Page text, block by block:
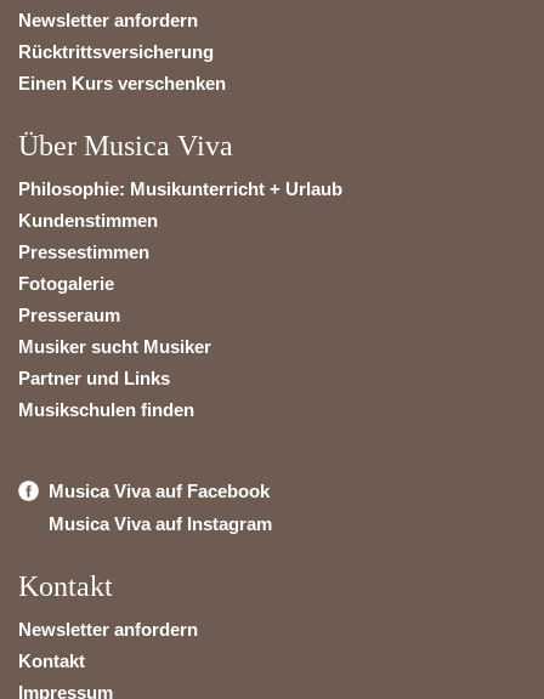
Newsletter anfordern
Rücktrittsversicherung
Einen Kurs verschenken
Über Musica Viva
Philosophie: Musikunterricht + Urlaub
Kundenstimmen
Pressestimmen
Fotogalerie
Presseraum
Musiker sucht Musiker
Partner und Links
Musikschulen finden
Musica Viva auf Facebook
Musica Viva auf Instagram
Kontakt
Newsletter anfordern
Kontakt
Impressum